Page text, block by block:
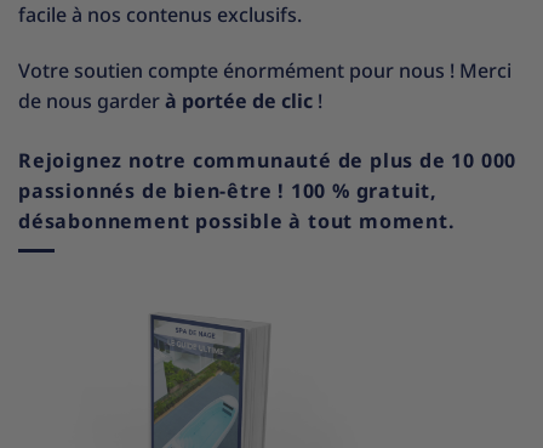
facile à nos contenus exclusifs.
Votre soutien compte énormément pour nous ! Merci
de nous garderà portée de clic !
Rejoignez notre communauté de plus de 10 000
passionnés de bien-être ! 100 % gratuit,
désabonnement possible à tout moment.